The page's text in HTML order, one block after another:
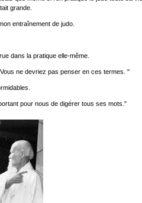
grande.
entraînement de judo.
dans la pratique elle-même.
ne devriez pas penser en ces termes. "
pour nous de digérer tous ses mots."